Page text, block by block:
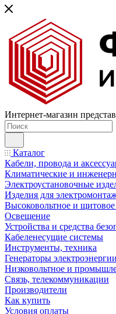
Интернет-магазин
Каталог
Кабели, провода и
Климатические и
Электроустановочные
Изделия для
Высоковольтное и
Освещение
Устройства и средства
Кабеленесущие системы
Инструменты, техника
Генераторы
Низковольтное и
Связь, телекоммуникации
Производители
Как купить
Условия оплаты